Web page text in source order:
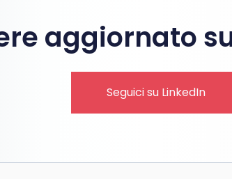
aggiornato
Seguici su LinkedIn